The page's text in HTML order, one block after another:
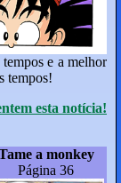
e a melhor
tempos!
esta notícia!
a monkey
Página 36